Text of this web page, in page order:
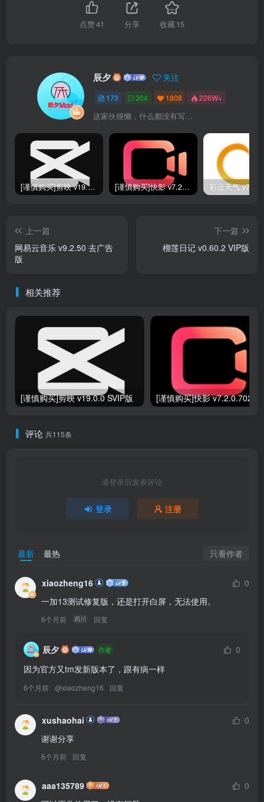
点赞41 分享 收藏15
辰夕 关注
173 304 1808 226W+
这家伙很懒，什么都没有写...
[谨慎购买]剪映 v19.0.0 SVIP版 [谨慎购买]快影 v7.2.0.702020 VIP版
上一篇
网易云音乐 v9.2.50 去广告
版
下一篇
榴莲日记 v0.60.2 VIP版
相关推荐
[谨慎购买]剪映 v19.0.0 SVIP版
评论 共115条
请登录后发表评论
登录 注册
最新 最热 只看作者
xiaozheng16
0
一加13测试修复版，还是打开白屏，无法使用。
6个月前 四川 回复
辰夕 作者
0
因为官方又tm发新版本了，跟有病一样
6个月前 @xiaozheng16 回复
xushaohai
0
谢谢分享
6个月前 回复
aaa135789
0